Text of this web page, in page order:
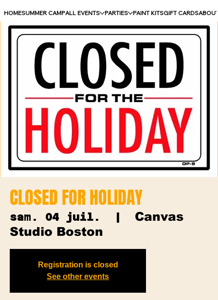
HOMESUMMER CAMPALL EVENTS PARTIES PAINT KITSGIFT CARDS
CLOSED FOR HOLIDAY
sam. 04 juil.
  |
Canvas
Studio Boston
Registration is closed
See other events